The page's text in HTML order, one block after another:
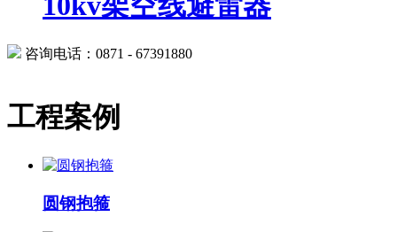
咨询电话：0871 - 67391880
工程案例
圆钢抱箍